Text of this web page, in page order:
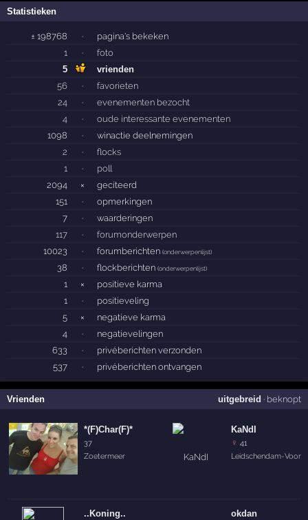
Statistieken
± 198768 ·
pagina's bekeken
1
·
foto
5
vrienden
56
·
favorieten
24
·
evenementen bezocht
4
·
oude interessante evenementen
1098
·
winactie deelnemingen
2
·
flocks
1
·
poll
2094
×
geciteerd
151
·
opmerkingen
7
·
waarderingen
117
·
forumonderwerpen
10023
· forumberichten(onderwerpenlijst)
38 · flockberichten(onderwerpenlijst)
1 ×
positieve karma
1
·
positieveling
5
×
negatieve karma
4
·
negatievelingen
633
·
privéberichten verzonden
537
· privéberichten ontvangen
Vrienden uitgebreid · beknopt
*(F)Char(F)*
37
Zoetermeer
..Koning..
KaNdI
♀ 41
Leidschendam-
okdan